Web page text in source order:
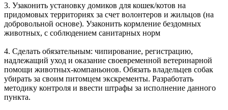
3. Узаконить установку домиков для кошек/котов на
придомовых территориях за счет волонтеров и жильцов (на
добровольной основе). Узаконить кормление бездомных
животных, с соблюдением санитарных норм
4. Сделать обязательным: чипирование, регистрацию,
надлежащий уход и оказание своевременной ветеринарной
помощи животных-компаньонов. Обязать владельцев собак
убирать за своим питомцем экскременты. Разработать
методику контроля и ввести штрафы за исполнение данного
пункта.